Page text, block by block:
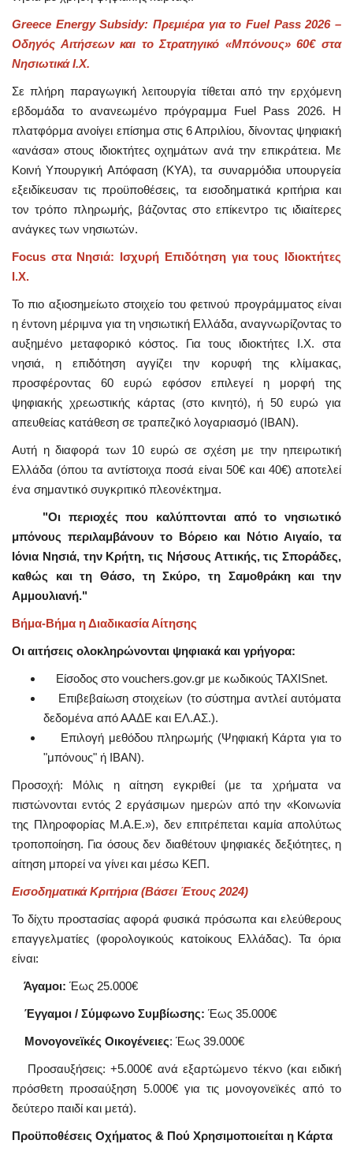
Greece Energy Subsidy: Πρεμιέρα για το Fuel Pass 2026 –
Οδηγός Αιτήσεων και το Στρατηγικό «Μπόνους» 60€ στα
Νησιωτικά Ι.Χ.
Σε πλήρη παραγωγική λειτουργία τίθεται από την ερχόμενη
εβδομάδα το ανανεωμένο πρόγραμμα Fuel Pass 2026. Η
πλατφόρμα ανοίγει επίσημα στις 6 Απριλίου, δίνοντας ψηφιακή
«ανάσα» στους ιδιοκτήτες οχημάτων ανά την επικράτεια. Με
Κοινή Υπουργική Απόφαση (ΚΥΑ), τα συναρμόδια υπουργεία
εξειδίκευσαν τις προϋποθέσεις, τα εισοδηματικά κριτήρια και
τον τρόπο πληρωμής, βάζοντας στο επίκεντρο τις ιδιαίτερες
ανάγκες των νησιωτών.
Focus στα Νησιά: Ισχυρή Επιδότηση για τους Ιδιοκτήτες
Ι.Χ.
Το πιο αξιοσημείωτο στοιχείο του φετινού προγράμματος είναι
η έντονη μέριμνα για τη νησιωτική Ελλάδα, αναγνωρίζοντας το
αυξημένο μεταφορικό κόστος. Για τους ιδιοκτήτες Ι.Χ. στα
νησιά, η επιδότηση αγγίζει την κορυφή της κλίμακας,
προσφέροντας 60 ευρώ εφόσον επιλεγεί η μορφή της
ψηφιακής χρεωστικής κάρτας (στο κινητό), ή 50 ευρώ για
απευθείας κατάθεση σε τραπεζικό λογαριασμό (IBAN).
Αυτή η διαφορά των 10 ευρώ σε σχέση με την ηπειρωτική
Ελλάδα (όπου τα αντίστοιχα ποσά είναι 50€ και 40€) αποτελεί
ένα σημαντικό συγκριτικό πλεονέκτημα.
"Οι περιοχές που καλύπτονται από το νησιωτικό
μπόνους περιλαμβάνουν το Βόρειο και Νότιο Αιγαίο, τα
Ιόνια Νησιά, την Κρήτη, τις Νήσους Αττικής, τις Σποράδες,
καθώς και τη Θάσο, τη Σκύρο, τη Σαμοθράκη και την
Αμμουλιανή."
Βήμα-Βήμα η Διαδικασία Αίτησης
Οι αιτήσεις ολοκληρώνονται ψηφιακά και γρήγορα:
Είσοδος στο vouchers.gov.gr με κωδικούς TAXISnet.
Επιβεβαίωση στοιχείων (το σύστημα αντλεί αυτόματα
δεδομένα από ΑΑΔΕ και ΕΛ.ΑΣ.).
Επιλογή μεθόδου πληρωμής (Ψηφιακή Κάρτα για το
"μπόνους" ή IBAN).
Προσοχή: Μόλις η αίτηση εγκριθεί (με τα χρήματα να
πιστώνονται εντός 2 εργάσιμων ημερών από την «Κοινωνία
της Πληροφορίας Μ.Α.Ε.»), δεν επιτρέπεται καμία απολύτως
τροποποίηση. Για όσους δεν διαθέτουν ψηφιακές δεξιότητες, η
αίτηση μπορεί να γίνει και μέσω ΚΕΠ.
Εισοδηματικά Κριτήρια (Βάσει Έτους 2024)
Το δίχτυ προστασίας αφορά φυσικά πρόσωπα και ελεύθερους
επαγγελματίες (φορολογικούς κατοίκους Ελλάδας). Τα όρια
είναι:
Άγαμοι: Έως 25.000€
Έγγαμοι / Σύμφωνο Συμβίωσης: Έως 35.000€
Μονογονεϊκές Οικογένειες: Έως 39.000€
Προσαυξήσεις: +5.000€ ανά εξαρτώμενο τέκνο (και ειδική
πρόσθετη προσαύξηση 5.000€ για τις μονογονεϊκές από το
δεύτερο παιδί και μετά).
Προϋποθέσεις Οχήματος & Πού Χρησιμοποιείται η Κάρτα